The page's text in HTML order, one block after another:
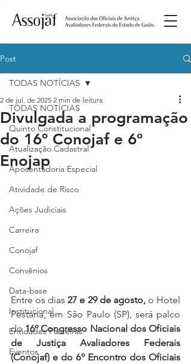
Post
TODAS NOTÍCIAS
Quinto Constitucional
Atualização Cadastral
Aposentadoria Especial
Atividade de Risco
Ações Judiciais
Carreira
Conojaf
Convênios
Data-base
Institucional
Entidades Parceiras
Eventos
TODAS NOTÍCIAS
Divulgada a programação
do 16º Conojaf e 6º
Enojap
2 de jul. de 2025 2 min de leitura
Entre os dias 27 e 29 de agosto, o Hotel
Pestana, em São Paulo (SP), será palco
do 16º Congresso Nacional dos Oficiais
de Justiça Avaliadores Federais
(Conojaf) e do 6º Encontro dos Oficiais